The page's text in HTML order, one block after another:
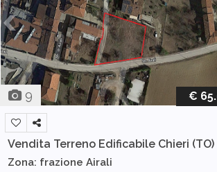
9 €
Vendita Terreno Edificabile Chieri (TO)
Zona: frazione Airali